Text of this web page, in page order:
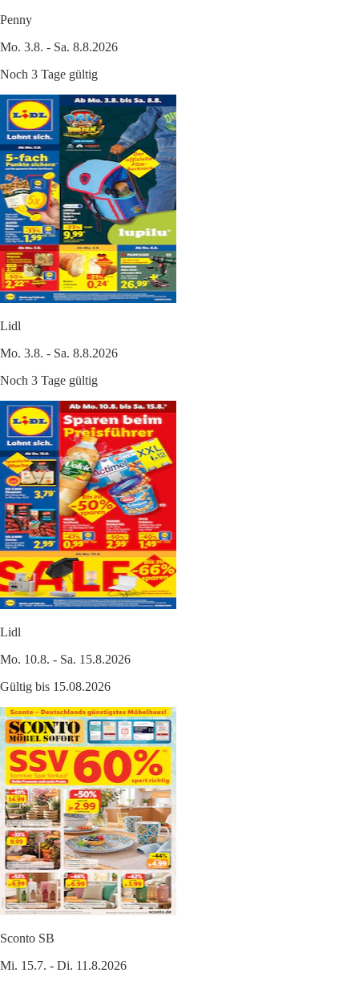
Penny
Mo. 3.8. - Sa. 8.8.2026
Noch 3 Tage gültig
Lidl
Mo. 3.8. - Sa. 8.8.2026
Noch 3 Tage gültig
Lidl
Mo. 10.8. - Sa. 15.8.2026
Gültig bis 15.08.2026
Sconto SB
Mi. 15.7. - Di. 11.8.2026